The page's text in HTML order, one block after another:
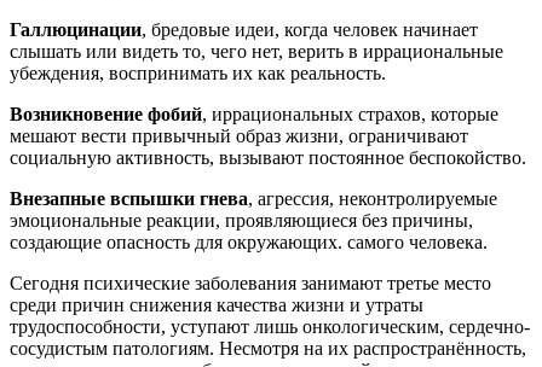
Галлюцинации, бредовые идеи, когда человек начинает
слышать или видеть то, чего нет, верить в иррациональные
убеждения, воспринимать их как реальность.
Возникновение фобий, иррациональных страхов, которые
мешают вести привычный образ жизни, ограничивают
социальную активность, вызывают постоянное беспокойство.
Внезапные вспышки гнева, агрессия, неконтролируемые
эмоциональные реакции, проявляющиеся без причины,
создающие опасность для окружающих. самого человека.
Сегодня психические заболевания занимают третье место
среди причин снижения качества жизни и утраты
трудоспособности, уступают лишь онкологическим, сердечно-
сосудистым патологиям. Несмотря на их распространённость,